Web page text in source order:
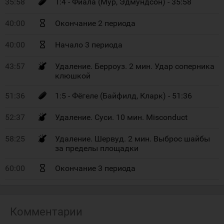
40:00 Окончание 2 периода
40:00 Начало 3 периода
43:57
Удаление. Берроуз. 2 мин. Удар соперника
клюшкой
51:36 1:5 - Фёгеле (Байфилд, Кларк) - 51:36
52:37 Удаление. Суси. 10 мин. Misconduct
58:25
Удаление. Шервуд. 2 мин. Выброс шайбы
за пределы площадки
60:00 Окончание 3 периода
Комментарии